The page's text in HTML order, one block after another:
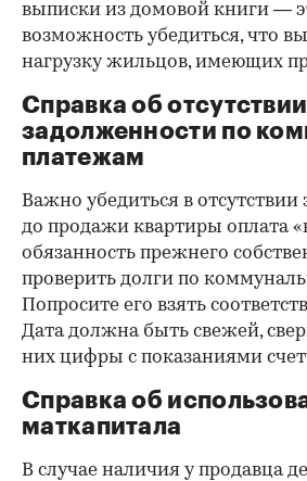
выписки из домовой книги —
возможность убедиться, что
нагрузку жильцов, имеющих
Справка об отсутствии
задолженности по
платежам
Важно убедиться в
до продажи квартиры оплата
обязанность прежнего
проверить долги по
Попросите его взять
Дата должна быть свежей,
них цифры с показаниями
Справка об
маткапитала
В случае наличия у продавца